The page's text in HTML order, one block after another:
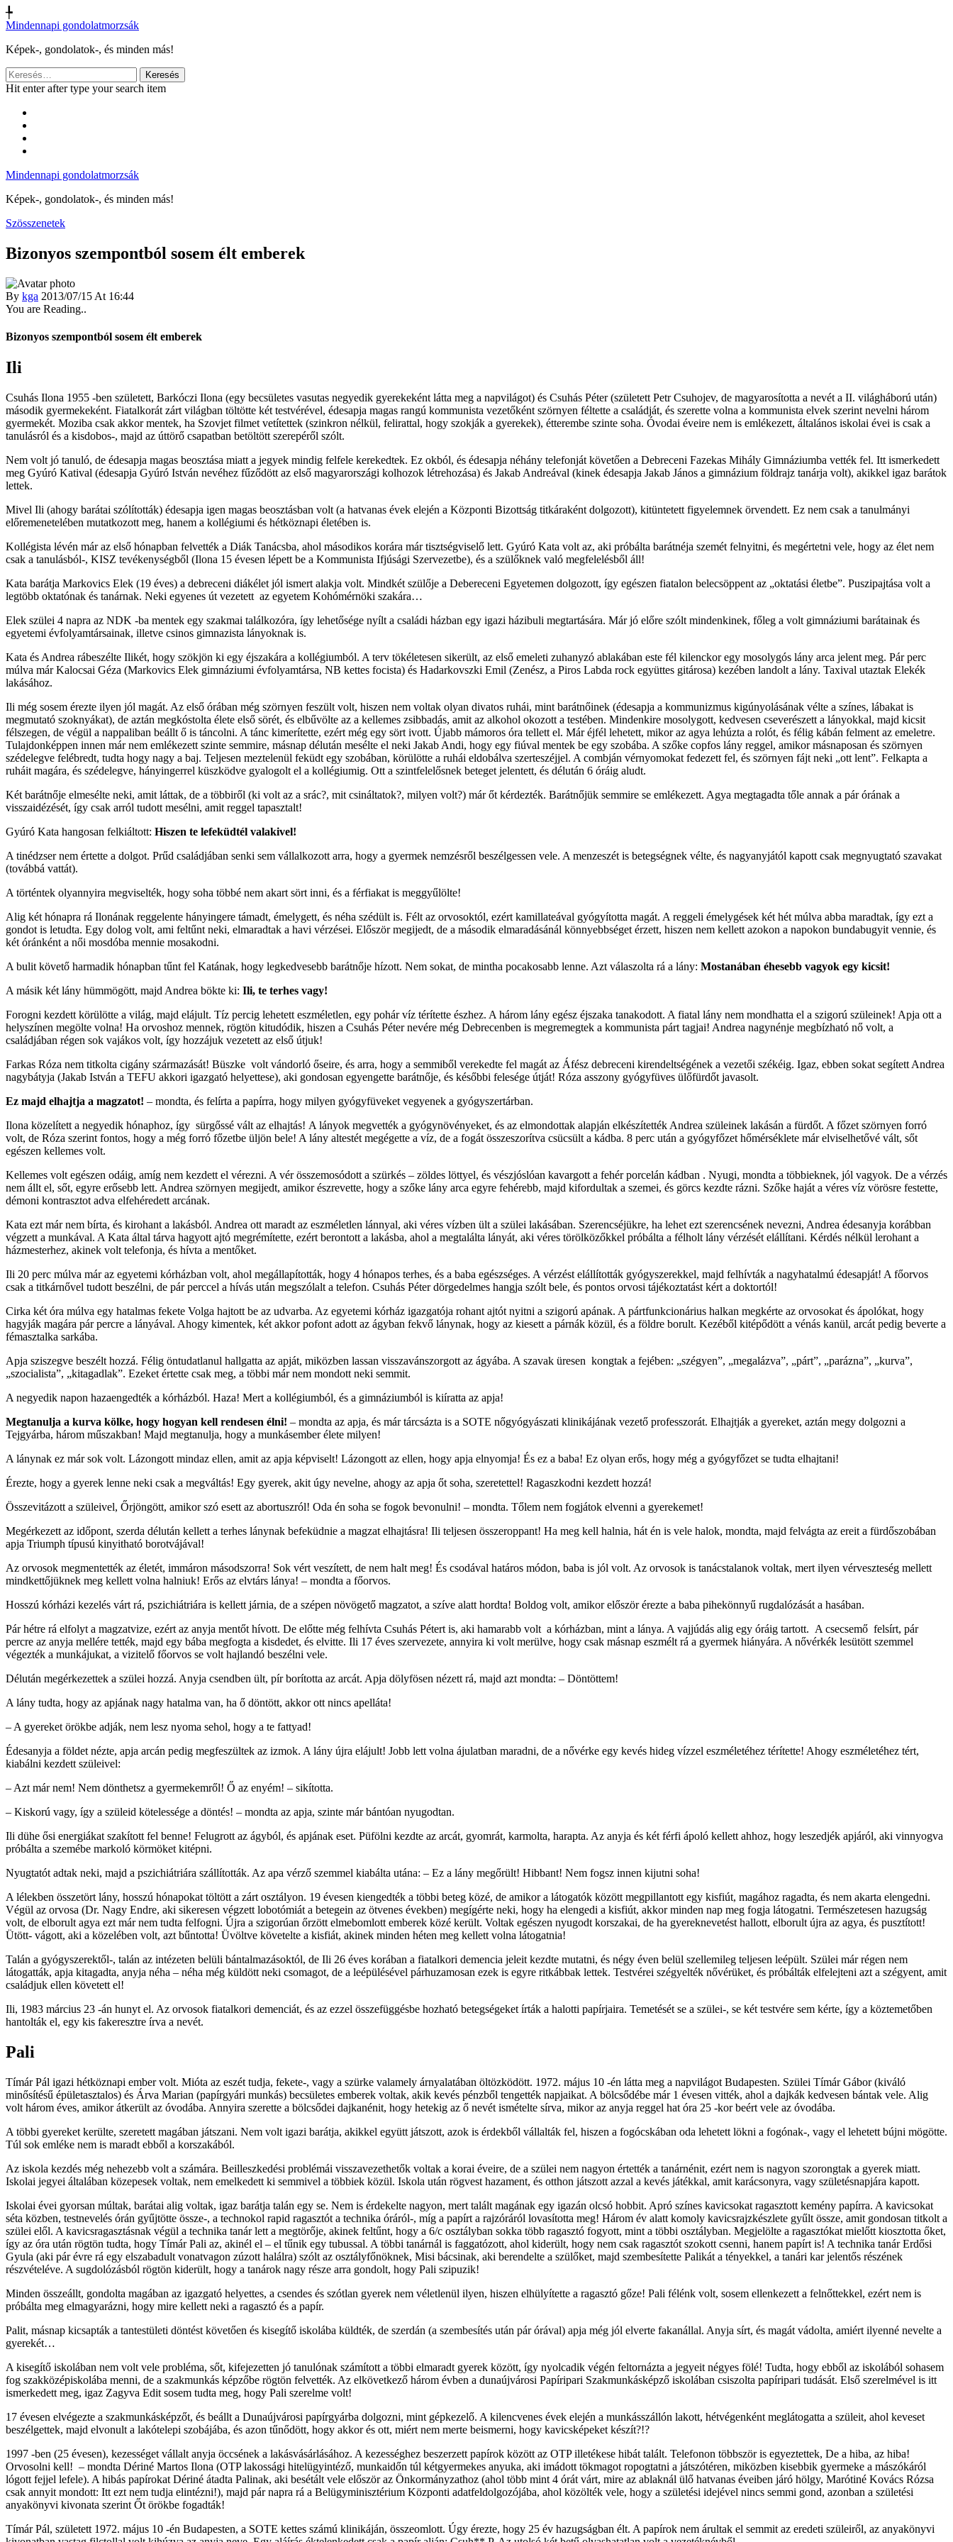
╄
Mindennapi gondolatmorzsák
Képek-, gondolatok-, és minden más!
Keresés:
Hit enter after type your search item
Mindennapi gondolatmorzsák
Képek-, gondolatok-, és minden más!
Szösszenetek
Bizonyos szempontból sosem élt emberek
By kga 2013/07/15 At 16:44
You are Reading..
Bizonyos szempontból sosem élt emberek
Ili
Csuhás Ilona 1955 -ben született, Barkóczi Ilona (egy becsületes vasutas negyedik gyerekeként látta meg a napvilágot) és Csuhás Péter (született Petr Csuhojev, de magyarosította a nevét a II. világháború után)
második gyermekeként. Fiatalkorát zárt világban töltötte két testvérével, édesapja magas rangú kommunista vezetőként szörnyen féltette a családját, és szerette volna a kommunista elvek szerint nevelni három
gyermekét. Moziba csak akkor mentek, ha Szovjet filmet vetítettek (szinkron nélkül, felirattal, hogy szokják a gyerekek), étterembe szinte soha. Óvodai éveire nem is emlékezett, általános iskolai évei is csak a
tanulásról és a kisdobos-, majd az úttörő csapatban betöltött szerepéről szólt.
Nem volt jó tanuló, de édesapja magas beosztása miatt a jegyek mindig felfele kerekedtek. Ez okból, és édesapja néhány telefonját követően a Debreceni Fazekas Mihály Gimnáziumba vették fel. Itt ismerkedett
meg Gyúró Katival (édesapja Gyúró István nevéhez fűződött az első magyarországi kolhozok létrehozása) és Jakab Andreával (kinek édesapja Jakab János a gimnázium földrajz tanárja volt), akikkel igaz barátok
lettek.
Mivel Ili (ahogy barátai szólították) édesapja igen magas beosztásban volt (a hatvanas évek elején a Központi Bizottság titkáraként dolgozott), kitüntetett figyelemnek örvendett. Ez nem csak a tanulmányi
előremenetelében mutatkozott meg, hanem a kollégiumi és hétköznapi életében is.
Kollégista lévén már az első hónapban felvették a Diák Tanácsba, ahol másodikos korára már tisztségviselő lett. Gyúró Kata volt az, aki próbálta barátnéja szemét felnyitni, és megértetni vele, hogy az élet nem
csak a tanulásból-, KISZ tevékenységből (Ilona 15 évesen lépett be a Kommunista Ifjúsági Szervezetbe), és a szülőknek való megfelelésből áll!
Kata barátja Markovics Elek (19 éves) a debreceni diákélet jól ismert alakja volt. Mindkét szülője a Debereceni Egyetemen dolgozott, így egészen fiatalon belecsöppent az „oktatási életbe”. Puszipajtása volt a
legtöbb oktatónak és tanárnak. Neki egyenes út vezetett az egyetem Kohómérnöki szakára…
Elek szülei 4 napra az NDK -ba mentek egy szakmai találkozóra, így lehetősége nyílt a családi házban egy igazi házibuli megtartására. Már jó előre szólt mindenkinek, főleg a volt gimnáziumi barátainak és
egyetemi évfolyamtársainak, illetve csinos gimnazista lányoknak is.
Kata és Andrea rábeszélte Ilikét, hogy szökjön ki egy éjszakára a kollégiumból. A terv tökéletesen sikerült, az első emeleti zuhanyzó ablakában este fél kilenckor egy mosolygós lány arca jelent meg. Pár perc
múlva már Kalocsai Géza (Markovics Elek gimnáziumi évfolyamtársa, NB kettes focista) és Hadarkovszki Emil (Zenész, a Piros Labda rock együttes gitárosa) kezében landolt a lány. Taxival utaztak Elekék
lakásához.
Ili még sosem érezte ilyen jól magát. Az első órában még szörnyen feszült volt, hiszen nem voltak olyan divatos ruhái, mint barátnőinek (édesapja a kommunizmus kigúnyolásának vélte a színes, lábakat is
megmutató szoknyákat), de aztán megkóstolta élete első sörét, és elbűvölte az a kellemes zsibbadás, amit az alkohol okozott a testében. Mindenkire mosolygott, kedvesen cseverészett a lányokkal, majd kicsit
félszegen, de végül a nappaliban beállt ő is táncolni. A tánc kimerítette, ezért még egy sört ivott. Újabb mámoros óra tellett el. Már éjfél lehetett, mikor az agya lehúzta a rolót, és félig kábán felment az emeletre.
Tulajdonképpen innen már nem emlékezett szinte semmire, másnap délután mesélte el neki Jakab Andi, hogy egy fiúval mentek be egy szobába. A szőke copfos lány reggel, amikor másnaposan és szörnyen
szédelegve felébredt, tudta hogy nagy a baj. Teljesen meztelenül feküdt egy szobában, körülötte a ruhái eldobálva szerteszéjjel. A combján vérnyomokat fedezett fel, és szörnyen fájt neki „ott lent”. Felkapta a
ruháit magára, és szédelegve, hányingerrel küszködve gyalogolt el a kollégiumig. Ott a szintfelelősnek beteget jelentett, és délután 6 óráig aludt.
Két barátnője elmesélte neki, amit láttak, de a többiről (ki volt az a srác?, mit csináltatok?, milyen volt?) már őt kérdezték. Barátnőjük semmire se emlékezett. Agya megtagadta tőle annak a pár órának a
visszaidézését, így csak arról tudott mesélni, amit reggel tapasztalt!
Gyúró Kata hangosan felkiáltott: Hiszen te lefeküdtél valakivel!
A tinédzser nem értette a dolgot. Prűd családjában senki sem vállalkozott arra, hogy a gyermek nemzésről beszélgessen vele. A menzeszét is betegségnek vélte, és nagyanyjától kapott csak megnyugtató szavakat
(továbbá vattát).
A történtek olyannyira megviselték, hogy soha többé nem akart sört inni, és a férfiakat is meggyűlölte!
Alig két hónapra rá Ilonának reggelente hányingere támadt, émelygett, és néha szédült is. Félt az orvosoktól, ezért kamillateával gyógyította magát. A reggeli émelygések két hét múlva abba maradtak, így ezt a
gondot is letudta. Egy dolog volt, ami feltűnt neki, elmaradtak a havi vérzései. Először megijedt, de a második elmaradásánál könnyebbséget érzett, hiszen nem kellett azokon a napokon bundabugyit vennie, és
két óránként a női mosdóba mennie mosakodni.
A bulit követő harmadik hónapban tűnt fel Katának, hogy legkedvesebb barátnője hízott. Nem sokat, de mintha pocakosabb lenne. Azt válaszolta rá a lány: Mostanában éhesebb vagyok egy kicsit!
A másik két lány hümmögött, majd Andrea bökte ki: Ili, te terhes vagy!
Forogni kezdett körülötte a világ, majd elájult. Tíz percig lehetett eszméletlen, egy pohár víz térítette észhez. A három lány egész éjszaka tanakodott. A fiatal lány nem mondhatta el a szigorú szüleinek! Apja ott a
helyszínen megölte volna! Ha orvoshoz mennek, rögtön kitudódik, hiszen a Csuhás Péter nevére még Debrecenben is megremegtek a kommunista párt tagjai! Andrea nagynénje megbízható nő volt, a
családjában régen sok vajákos volt, így hozzájuk vezetett az első útjuk!
Farkas Róza nem titkolta cigány származását! Büszke volt vándorló őseire, és arra, hogy a semmiből verekedte fel magát az Áfész debreceni kirendeltségének a vezetői székéig. Igaz, ebben sokat segített Andrea
nagybátyja (Jakab István a TEFU akkori igazgató helyettese), aki gondosan egyengette barátnője, és későbbi felesége útját! Róza asszony gyógyfüves ülőfürdőt javasolt.
Ez majd elhajtja a magzatot! – mondta, és felírta a papírra, hogy milyen gyógyfüveket vegyenek a gyógyszertárban.
Ilona közelített a negyedik hónaphoz, így sürgőssé vált az elhajtás! A lányok megvették a gyógynövényeket, és az elmondottak alapján elkészítették Andrea szüleinek lakásán a fürdőt. A főzet szörnyen forró
volt, de Róza szerint fontos, hogy a még forró főzetbe üljön bele! A lány altestét megégette a víz, de a fogát összeszorítva csücsült a kádba. 8 perc után a gyógyfőzet hőmérséklete már elviselhetővé vált, sőt
egészen kellemes volt.
Kellemes volt egészen odáig, amíg nem kezdett el vérezni. A vér összemosódott a szürkés – zöldes löttyel, és vészjóslóan kavargott a fehér porcelán kádban . Nyugi, mondta a többieknek, jól vagyok. De a vérzés
nem állt el, sőt, egyre erősebb lett. Andrea szörnyen megijedt, amikor észrevette, hogy a szőke lány arca egyre fehérebb, majd kifordultak a szemei, és görcs kezdte rázni. Szőke haját a véres víz vörösre festette,
démoni kontrasztot adva elfehéredett arcának.
Kata ezt már nem bírta, és kirohant a lakásból. Andrea ott maradt az eszméletlen lánnyal, aki véres vízben ült a szülei lakásában. Szerencséjükre, ha lehet ezt szerencsének nevezni, Andrea édesanyja korábban
végzett a munkával. A Kata által tárva hagyott ajtó megrémítette, ezért berontott a lakásba, ahol a megtalálta lányát, aki véres törölközőkkel próbálta a félholt lány vérzését elállítani. Kérdés nélkül lerohant a
házmesterhez, akinek volt telefonja, és hívta a mentőket.
Ili 20 perc múlva már az egyetemi kórházban volt, ahol megállapították, hogy 4 hónapos terhes, és a baba egészséges. A vérzést elállították gyógyszerekkel, majd felhívták a nagyhatalmú édesapját! A főorvos
csak a titkárnővel tudott beszélni, de pár perccel a hívás után megszólalt a telefon. Csuhás Péter dörgedelmes hangja szólt bele, és pontos orvosi tájékoztatást kért a doktortól!
Cirka két óra múlva egy hatalmas fekete Volga hajtott be az udvarba. Az egyetemi kórház igazgatója rohant ajtót nyitni a szigorú apának. A pártfunkcionárius halkan megkérte az orvosokat és ápolókat, hogy
hagyják magára pár percre a lányával. Ahogy kimentek, két akkor pofont adott az ágyban fekvő lánynak, hogy az kiesett a párnák közül, és a földre borult. Kezéből kitépődött a vénás kanül, arcát pedig beverte a
fémasztalka sarkába.
Apja sziszegve beszélt hozzá. Félig öntudatlanul hallgatta az apját, miközben lassan visszavánszorgott az ágyába. A szavak üresen kongtak a fejében: „szégyen”, „megalázva”, „párt”, „parázna”, „kurva”,
„szocialista”, „kitagadlak”. Ezeket értette csak meg, a többi már nem mondott neki semmit.
A negyedik napon hazaengedték a kórházból. Haza! Mert a kollégiumból, és a gimnáziumból is kiíratta az apja!
Megtanulja a kurva kölke, hogy hogyan kell rendesen élni! – mondta az apja, és már tárcsázta is a SOTE nőgyógyászati klinikájának vezető professzorát. Elhajtják a gyereket, aztán megy dolgozni a
Tejgyárba, három műszakban! Majd megtanulja, hogy a munkásember élete milyen!
A lánynak ez már sok volt. Lázongott mindaz ellen, amit az apja képviselt! Lázongott az ellen, hogy apja elnyomja! És ez a baba! Ez olyan erős, hogy még a gyógyfőzet se tudta elhajtani!
Érezte, hogy a gyerek lenne neki csak a megváltás! Egy gyerek, akit úgy nevelne, ahogy az apja őt soha, szeretettel! Ragaszkodni kezdett hozzá!
Összevitázott a szüleivel, Őrjöngött, amikor szó esett az abortuszról! Oda én soha se fogok bevonulni! – mondta. Tőlem nem fogjátok elvenni a gyerekemet!
Megérkezett az időpont, szerda délután kellett a terhes lánynak befeküdnie a magzat elhajtásra! Ili teljesen összeroppant! Ha meg kell halnia, hát én is vele halok, mondta, majd felvágta az ereit a fürdőszobában
apja Triumph típusú kinyitható borotvájával!
Az orvosok megmentették az életét, immáron másodszorra! Sok vért veszített, de nem halt meg! És csodával határos módon, baba is jól volt. Az orvosok is tanácstalanok voltak, mert ilyen vérveszteség mellett
mindkettőjüknek meg kellett volna halniuk! Erős az elvtárs lánya! – mondta a főorvos.
Hosszú kórházi kezelés várt rá, pszichiátriára is kellett járnia, de a szépen növögető magzatot, a szíve alatt hordta! Boldog volt, amikor először érezte a baba pihekönnyű rugdalózását a hasában.
Pár hétre rá elfolyt a magzatvize, ezért az anyja mentőt hívott. De előtte még felhívta Csuhás Pétert is, aki hamarabb volt a kórházban, mint a lánya. A vajjúdás alig egy óráig tartott. A csecsemő felsírt, pár
percre az anyja mellére tették, majd egy bába megfogta a kisdedet, és elvitte. Ili 17 éves szervezete, annyira ki volt merülve, hogy csak másnap eszmélt rá a gyermek hiányára. A nővérkék lesütött szemmel
végezték a munkájukat, a vizitelő főorvos se volt hajlandó beszélni vele.
Délután megérkezettek a szülei hozzá. Anyja csendben ült, pír borította az arcát. Apja dölyfösen nézett rá, majd azt mondta: – Döntöttem!
A lány tudta, hogy az apjának nagy hatalma van, ha ő döntött, akkor ott nincs apelláta!
– A gyereket örökbe adják, nem lesz nyoma sehol, hogy a te fattyad!
Édesanyja a földet nézte, apja arcán pedig megfeszültek az izmok. A lány újra elájult! Jobb lett volna ájulatban maradni, de a nővérke egy kevés hideg vízzel eszméletéhez térítette! Ahogy eszméletéhez tért,
kiabálni kezdett szüleivel:
– Azt már nem! Nem dönthetsz a gyermekemről! Ő az enyém! – sikította.
– Kiskorú vagy, így a szüleid kötelessége a döntés! – mondta az apja, szinte már bántóan nyugodtan.
Ili dühe ősi energiákat szakított fel benne! Felugrott az ágyból, és apjának eset. Püfölni kezdte az arcát, gyomrát, karmolta, harapta. Az anyja és két férfi ápoló kellett ahhoz, hogy leszedjék apjáról, aki vinnyogva
próbálta a szemébe markoló körmöket kitépni.
Nyugtatót adtak neki, majd a pszichiátriára szállították. Az apa vérző szemmel kiabálta utána: – Ez a lány megőrült! Hibbant! Nem fogsz innen kijutni soha!
A lélekben összetört lány, hosszú hónapokat töltött a zárt osztályon. 19 évesen kiengedték a többi beteg közé, de amikor a látogatók között megpillantott egy kisfiút, magához ragadta, és nem akarta elengedni.
Végül az orvosa (Dr. Nagy Endre, aki sikeresen végzett lobotómiát a betegein az ötvenes években) megígérte neki, hogy ha elengedi a kisfiút, akkor minden nap meg fogja látogatni. Természetesen hazugság
volt, de elborult agya ezt már nem tudta felfogni. Újra a szigorúan őrzött elmebomlott emberek közé került. Voltak egészen nyugodt korszakai, de ha gyereknevetést hallott, elborult újra az agya, és pusztított!
Ütött- vágott, aki a közelében volt, azt bűntotta! Üvöltve követelte a kisfiát, akinek minden héten meg kellett volna látogatnia!
Talán a gyógyszerektől-, talán az intézeten belüli bántalmazásoktól, de Ili 26 éves korában a fiatalkori demencia jeleit kezdte mutatni, és négy éven belül szellemileg teljesen leépült. Szülei már régen nem
látogatták, apja kitagadta, anyja néha – néha még küldött neki csomagot, de a leépülésével párhuzamosan ezek is egyre ritkábbak lettek. Testvérei szégyelték nővérüket, és próbálták elfelejteni azt a szégyent, amit
családjuk ellen követett el!
Ili, 1983 március 23 -án hunyt el. Az orvosok fiatalkori demenciát, és az ezzel összefüggésbe hozható betegségeket írták a halotti papírjaira. Temetését se a szülei-, se két testvére sem kérte, így a köztemetőben
hantolták el, egy kis fakeresztre írva a nevét.
Pali
Tímár Pál igazi hétköznapi ember volt. Mióta az eszét tudja, fekete-, vagy a szürke valamely árnyalatában öltözködött. 1972. május 10 -én látta meg a napvilágot Budapesten. Szülei Tímár Gábor (kiváló
minősítésű épületasztalos) és Árva Marian (papírgyári munkás) becsületes emberek voltak, akik kevés pénzből tengették napjaikat. A bölcsődébe már 1 évesen vitték, ahol a dajkák kedvesen bántak vele. Alig
volt három éves, amikor átkerült az óvodába. Annyira szerette a bölcsődei dajkanénit, hogy hetekig az ő nevét ismételte sírva, mikor az anyja reggel hat óra 25 -kor beért vele az óvodába.
A többi gyereket kerülte, szeretett magában játszani. Nem volt igazi barátja, akikkel együtt játszott, azok is érdekből vállalták fel, hiszen a fogócskában oda lehetett lökni a fogónak-, vagy el lehetett bújni mögötte.
Túl sok emléke nem is maradt ebből a korszakából.
Az iskola kezdés még nehezebb volt a számára. Beilleszkedési problémái visszavezethetők voltak a korai éveire, de a szülei nem nagyon értették a tanárnénit, ezért nem is nagyon szorongtak a gyerek miatt.
Iskolai jegyei általában közepesek voltak, nem emelkedett ki semmivel a többiek közül. Iskola után rögvest hazament, és otthon játszott azzal a kevés játékkal, amit karácsonyra, vagy születésnapjára kapott.
Iskolai évei gyorsan múltak, barátai alig voltak, igaz barátja talán egy se. Nem is érdekelte nagyon, mert talált magának egy igazán olcsó hobbit. Apró színes kavicsokat ragasztott kemény papírra. A kavicsokat
séta közben, testnevelés órán gyűjtötte össze-, a technokol rapid ragasztót a technika óráról-, míg a papírt a rajzóráról lovasította meg! Három év alatt komoly kavicsrajzkészlete gyűlt össze, amit gondosan titkolt a
szülei elől. A kavicsragasztásnak végül a technika tanár lett a megtörője, akinek feltűnt, hogy a 6/c osztályban sokka több ragasztó fogyott, mint a többi osztályban. Megjelölte a ragasztókat mielőtt kiosztotta őket,
így az óra után rögtön tudta, hogy Tímár Pali az, akinél el – el tűnik egy tubussal. A többi tanárnál is faggatózott, ahol kiderült, hogy nem csak ragasztót szokott csenni, hanem papírt is! A technika tanár Erdősi
Gyula (aki pár évre rá egy elszabadult vonatvagon zúzott halálra) szólt az osztályfőnöknek, Misi bácsinak, aki berendelte a szülőket, majd szembesítette Palikát a tényekkel, a tanári kar jelentős részének
részvételéve. A sugdolózásból rögtön kiderült, hogy a tanárok nagy része arra gondolt, hogy Pali szipuzik!
Minden összeállt, gondolta magában az igazgató helyettes, a csendes és szótlan gyerek nem véletlenül ilyen, hiszen elhülyítette a ragasztó gőze! Pali félénk volt, sosem ellenkezett a felnőttekkel, ezért nem is
próbálta meg elmagyarázni, hogy mire kellett neki a ragasztó és a papír.
Palit, másnap kicsapták a tantestületi döntést követően és kisegítő iskolába küldték, de szerdán (a szembesítés után pár órával) apja még jól elverte fakanállal. Anyja sírt, és magát vádolta, amiért ilyenné nevelte a
gyerekét…
A kisegítő iskolában nem volt vele probléma, sőt, kifejezetten jó tanulónak számított a többi elmaradt gyerek között, így nyolcadik végén feltornázta a jegyeit négyes fölé! Tudta, hogy ebből az iskolából sohasem
fog szakközépiskolába menni, de a szakmunkás képzőbe rögtön felvették. Az elkövetkező három évben a dunaújvárosi Papíripari Szakmunkásképző iskolában csiszolta papíripari tudását. Első szerelmével is itt
ismerkedett meg, igaz Zagyva Edit sosem tudta meg, hogy Pali szerelme volt!
17 évesen elvégezte a szakmunkásképzőt, és beállt a Dunaújvárosi papírgyárba dolgozni, mint gépkezelő. A kilencvenes évek elején a munkásszállón lakott, hétvégenként meglátogatta a szüleit, ahol keveset
beszélgettek, majd elvonult a lakótelepi szobájába, és azon tűnődött, hogy akkor és ott, miért nem merte beismerni, hogy kavicsképeket készít?!?
1997 -ben (25 évesen), kezességet vállalt anyja öccsének a lakásvásárlásához. A kezességhez beszerzett papírok között az OTP illetékese hibát talált. Telefonon többször is egyeztettek, De a hiba, az hiba!
Orvosolni kell! – mondta Dériné Martos Ilona (OTP lakossági hitelügyintéző, munkaidőn túl kétgyermekes anyuka, aki imádott tökmagot ropogtatni a játszótéren, miközben kisebbik gyermeke a mászókáról
lógott fejjel lefele). A hibás papírokat Dériné átadta Palinak, aki besétált vele először az Önkormányzathoz (ahol több mint 4 órát várt, mire az ablaknál ülő hatvanas éveiben járó hölgy, Marótiné Kovács Rózsa
csak annyit mondott: Itt ezt nem tudja elintézni!), majd pár napra rá a Belügyminisztérium Központi adatfeldolgozójába, ahol közölték vele, hogy a születési idejével nincs semmi gond, azonban a születési
anyakönyvi kivonata szerint Őt örökbe fogadták!
Tímár Pál, született 1972. május 10 -én Budapesten, a SOTE kettes számú klinikáján, összeomlott. Úgy érezte, hogy 25 év hazugságban élt. A papírok nem árultak el semmit az eredeti szüleiről, az anyakönyvi